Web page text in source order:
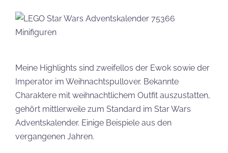
Meine Highlights sind zweifellos der Ewok sowie der
Imperator im Weihnachtspullover. Bekannte
Charaktere mit weihnachtlichem Outfit auszustatten,
gehört mittlerweile zum Standard im Star Wars
Adventskalender. Einige Beispiele aus den
vergangenen Jahren.